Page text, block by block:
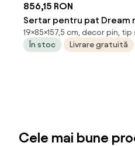
856,15 RON
Sertar pentru pat Dream
80x160 cm
19×85×157,5 cm, decor pin,
În stoc
Livrare gratuită
Cele mai bune